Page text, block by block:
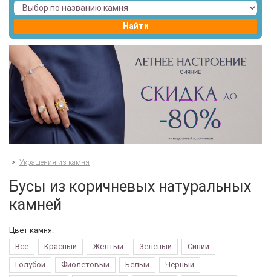
Найти
> Украшения из камня
Бусы из коричневых натуральных
камней
Цвет камня:
Все
Красный Желтый Зеленый
Синий
Голубой
Фиолетовый Белый
Черный